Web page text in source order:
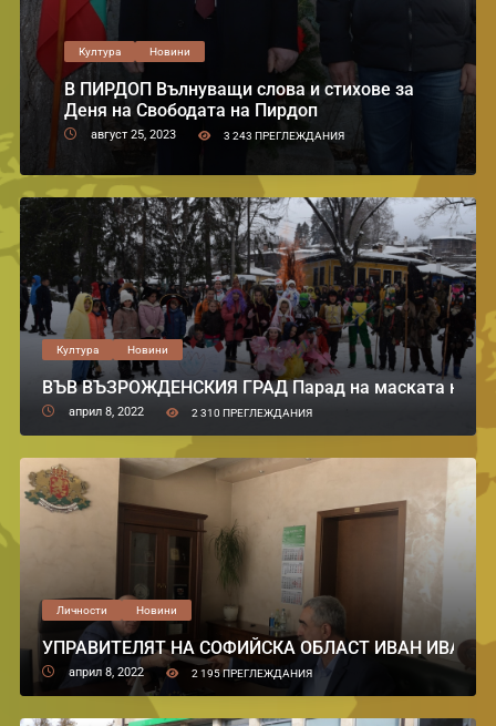
Култура Новини
В ПИРДОП Вълнуващи слова и стихове за
Деня на Свободата на Пирдоп
август 25, 2023 3 243 ПРЕГЛЕЖДАНИЯ
Култура Новини
ВЪВ ВЪЗРОЖДЕНСКИЯ ГРАД Парад на маската на
април 8, 2022 2 310 ПРЕГЛЕЖДАНИЯ
Личности Новини
УПРАВИТЕЛЯТ НА СОФИЙСКА ОБЛАСТ ИВАН ИВАНОВ
април 8, 2022 2 195 ПРЕГЛЕЖДАНИЯ